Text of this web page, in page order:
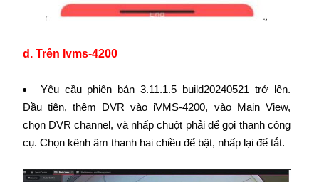
d. Trên Ivms-4200
Yêu cầu phiên bản 3.11.1.5 build20240521 trở lên.
Đầu tiên, thêm DVR vào iVMS-4200, vào Main View,
chọn DVR channel, và nhấp chuột phải để gọi thanh công
cụ. Chọn kênh âm thanh hai chiều để bật, nhấp lại để tắt.